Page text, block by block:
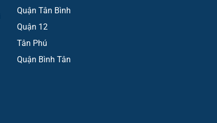
Quận Tân Bình
Quận 12
Tân Phú
Quận Bình Tân